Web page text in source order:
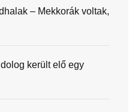
– Mekkorák voltak,
került elő egy